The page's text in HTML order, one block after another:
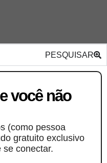
PESQUISAR
você não
(como pessoa
gratuito exclusivo
se conectar.